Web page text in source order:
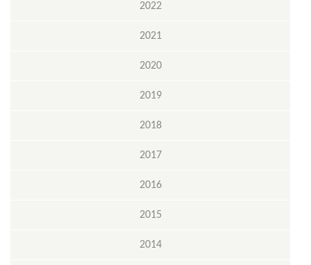
2022
2021
2020
2019
2018
2017
2016
2015
2014